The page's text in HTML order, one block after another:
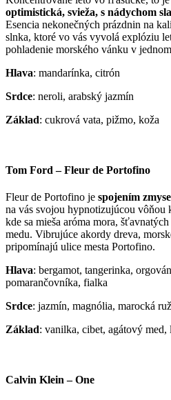
optimistická, svieža, s nádychom
Esencia nekonečných prázdnin na
slnka, ktoré vo vás vyvolá explóziu
pohladenie morského vánku v
Hlava: mandarínka, citrón
Srdce: neroli, arabský jazmín
Základ: cukrová vata, pižmo, koža
Tom Ford – Fleur de Portofino
Fleur de Portofino je spojením
na vás svojou hypnotizujúcou vôňou
kde sa mieša aróma mora,
medu. Vibrujúce akordy dreva,
pripomínajú ulice mesta Portofino.
Hlava: bergamot, tangerinka,
pomarančovníka, fialka
Srdce: jazmín, magnólia, marocká
Základ: vanilka, cibet, agátový med,
Calvin Klein – One